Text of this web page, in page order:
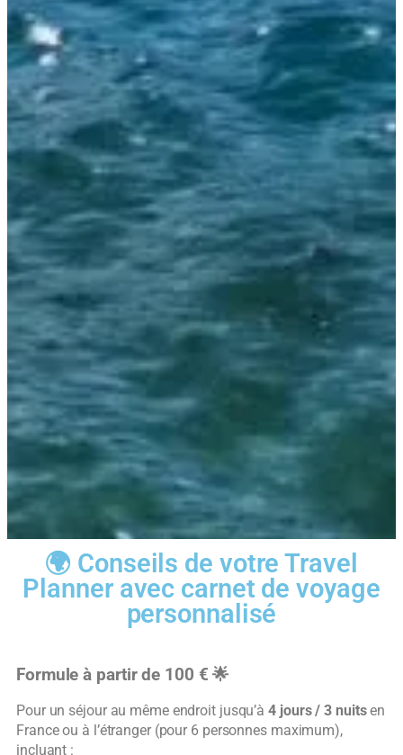
🌍 Conseils de votre Travel
Planner avec carnet de voyage
personnalisé
Formule à partir de 100 €🌟
Pour un séjour au même endroit jusqu’à4 jours / 3 nuitsen
France ou à l’étranger (pour 6 personnes maximum),
incluant :